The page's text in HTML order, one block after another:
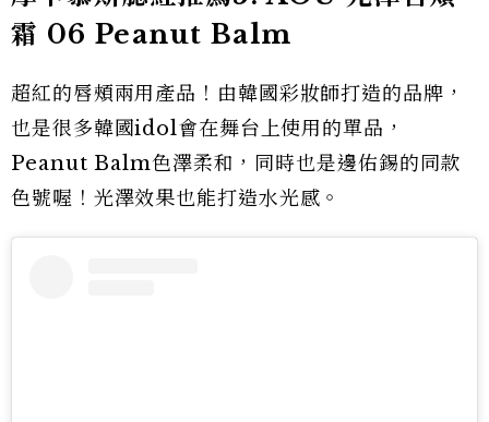
霜 06 Peanut Balm
超紅的唇頰兩用產品！由韓國彩妝師打造的品牌，
也是很多韓國idol會在舞台上使用的單品，
Peanut Balm色澤柔和，同時也是邊佑錫的同款
色號喔！光澤效果也能打造水光感。